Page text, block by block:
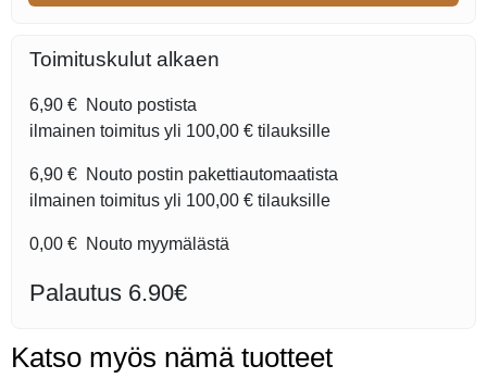
Toimituskulut alkaen
6,90 € Nouto postista
ilmainen toimitus yli 100,00 € tilauksille
6,90 € Nouto postin pakettiautomaatista
ilmainen toimitus yli 100,00 € tilauksille
0,00 € Nouto myymälästä
Palautus 6.90€
Katso myös nämä tuotteet